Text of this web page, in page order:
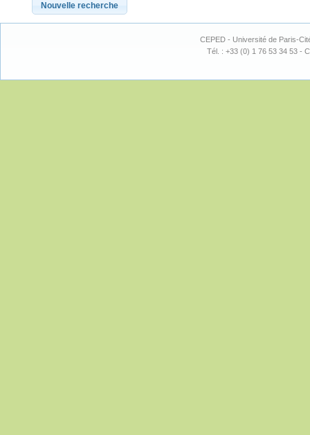
CEPED - Université de Paris-
Tél. : +33 (0) 1 76 53 34 53 -